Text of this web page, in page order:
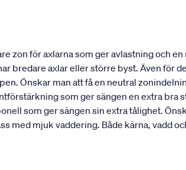
zon för axlarna som ger avlastning och
bredare axlar eller större byst. Även för
Önskar man att få en neutral
som ger sängen en extra bra
som ger sängen sin extra tålighet.
med mjuk vaddering. Både kärna, vadd